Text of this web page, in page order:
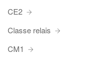
CE2
Classe relais
CM1